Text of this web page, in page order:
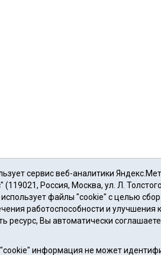
сервис веб-аналитики
Россия, Москва, ул. Л.
файлы "cookie" с целью
работоспособности и улучшения
ресурс, Вы автоматически
информация не может